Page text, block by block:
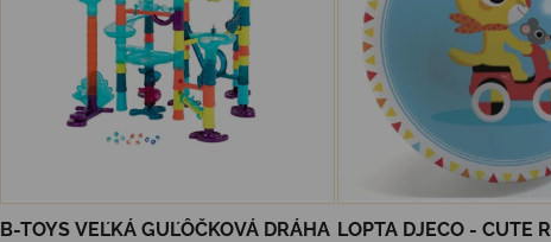
B-TOYS VEĽKÁ GUĽÔČKOVÁ DRÁHA LOPTA DJECO - CUTE